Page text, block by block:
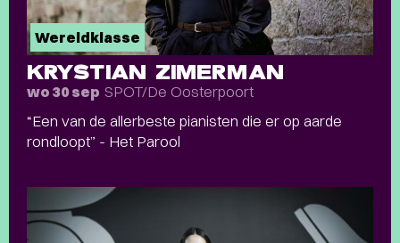
Wereldklasse
KRYSTIAN ZIMERMAN
wo 30 sep SPOT/De Oosterpoort
“Een van de allerbeste pianisten die er op aarde
rondloopt” - Het Parool